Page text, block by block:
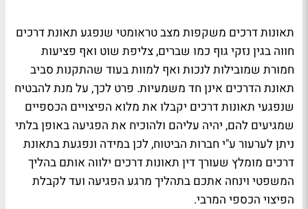
תאונות דרכים משקפות מצב טראומטי שנפגע תאונת דרכים
חווה בגין נזקי גוף כמו שברים, צליפת שוט ואף פציעות
חמורת שמובילות לנכות ואף למוות בעוד שהתקנות סביב
תאונת הדרכים אינן חד משמעיות. פרט לכך, על מנת להבטיח
שנפגעי תאונות דרכים יקבלו את מלוא הפיצויים הכספיים
שמגיעים להם, יהיה עליהם ולהוכיח את הפגיעה באופן בלתי
ניתן לערעור ע"י חברות הביטוח, לכן במידה ונפגעת בתאונת
דרכים מומלץ שעורך דין תאונות דרכים ילווה אותם בהליך
המשפטי וינחה אתכם בתהליך מרגע הפגיעה ועד לקבלת
הפיצוי הכספי המרבי.